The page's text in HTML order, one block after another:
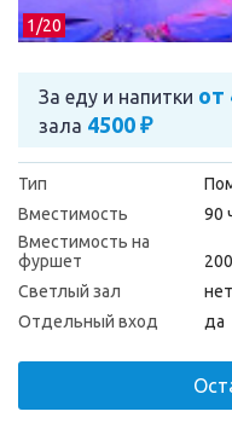
1/20
За еду и напитки от
зала 4500 ₽
Тип
Вместимость
90
Вместимость на
фуршет
Светлый зал
нет
Отдельный вход
да